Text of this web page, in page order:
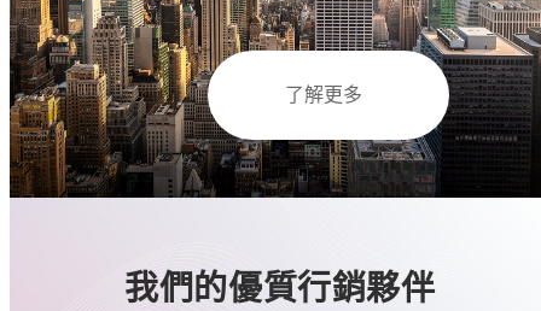
了解更多
我們的優質行銷夥伴